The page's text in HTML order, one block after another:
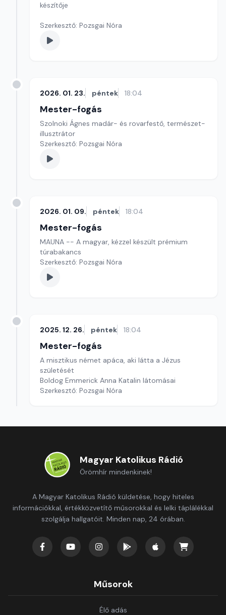
készítője
Szerkesztő: Pozsgai Nóra
2026. 01. 23. péntek 18:04
Mester-fogás
Szolnoki Ágnes madár- és rovarfestő, természet-
illusztrátor
Szerkesztő: Pozsgai Nóra
2026. 01. 09. péntek 18:04
Mester-fogás
MAUNA -- A magyar, kézzel készült prémium
túrabakancs
Szerkesztő: Pozsgai Nóra
2025. 12. 26. péntek 18:04
Mester-fogás
A misztikus német apáca, aki látta a Jézus
születését
Boldog Emmerick Anna Katalin látomásai
Szerkesztő: Pozsgai Nóra
Magyar Katolikus Rádió
Örömhír mindenkinek!
A Magyar Katolikus Rádió küldetése, hogy hiteles
információkkal, értékközvetítő műsorokkal és lelki táplálékkal
szolgálja hallgatóit. Minden nap, 24 órában.
Műsorok
Élő adás